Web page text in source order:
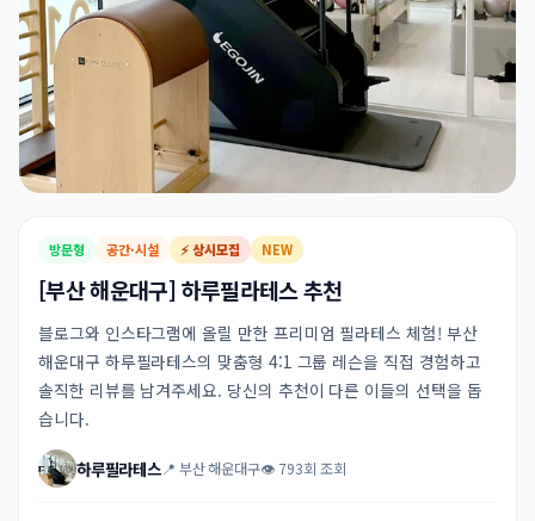
방문형 공간·시설 ⚡ 상시모집 NEW
[부산 해운대구] 하루필라테스 추천
블로그와 인스타그램에 올릴 만한 프리미엄 필라테스 체험! 부산
해운대구 하루필라테스의 맞춤형 4:1 그룹 레슨을 직접 경험하고
솔직한 리뷰를 남겨주세요. 당신의 추천이 다른 이들의 선택을 돕
습니다.
하루필라테스📍 부산 해운대구👁 793회 조회